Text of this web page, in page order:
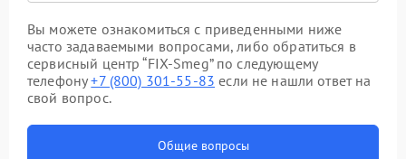
Вы можете ознакомиться с приведенными ниже
часто задаваемыми вопросами, либо обратиться в
сервисный центр “FIX-Smeg” по следующему
телефону+7 (800) 301-55-83 если не нашли ответ на
свой вопрос.
Общие вопросы